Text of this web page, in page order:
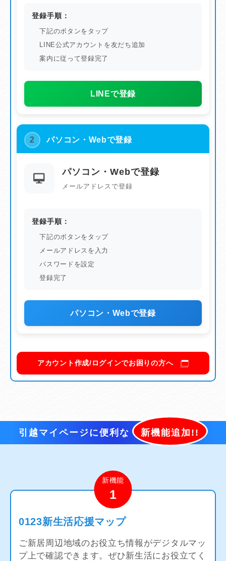
登録手順：
下記のボタンをタップ
LINE公式アカウントを友だち追加
案内に従って登録完了
LINEで登録
2 パソコン・Webで登録
パソコン・Webで登録
メールアドレスで登録
登録手順：
下記のボタンをタップ
メールアドレスを入力
パスワードを設定
登録完了
パソコン・Webで登録
アカウント作成/ログインでお困りの方へ
引越マイページに便利な 新機能追加!!
新機能
1
0123新生活応援マップ
ご新居周辺地域のお役立ち情報がデジタルマッ
プ上で確認できます。ぜひ新生活にお役立てく